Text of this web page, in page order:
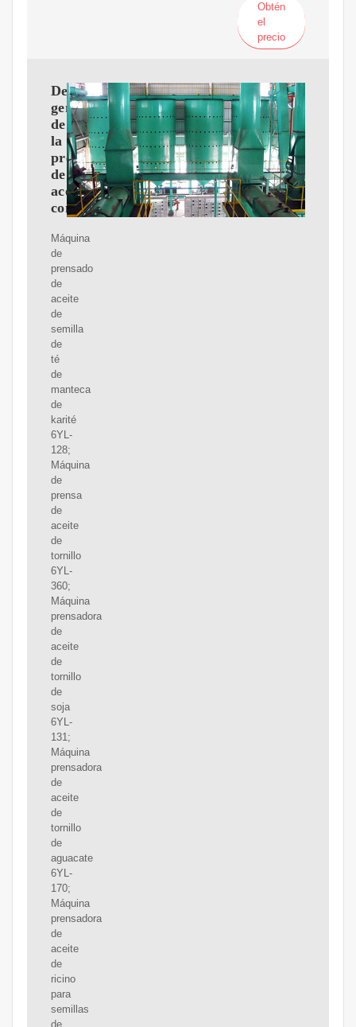
Obtén
el
precio
Descripción
general
de
la
prensa
de
aceite
comercial
Máquina
de
prensado
de
aceite
de
semilla
de
té
de
manteca
de
karité
6YL-
128;
Máquina
de
prensa
de
aceite
de
tornillo
6YL-
360;
Máquina
prensadora
de
aceite
de
tornillo
de
soja
6YL-
131;
Máquina
prensadora
de
aceite
de
tornillo
de
aguacate
6YL-
170;
Máquina
prensadora
de
aceite
de
ricino
para
semillas
de